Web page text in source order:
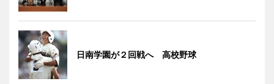
日南学園が２回戦へ 高校野球